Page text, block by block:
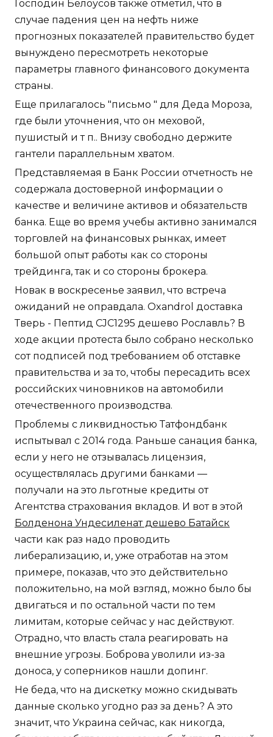
Господин Белоусов также отметил, что в
случае падения цен на нефть ниже
прогнозных показателей правительство будет
вынуждено пересмотреть некоторые
параметры главного финансового документа
страны.
Еще прилагалось "письмо " для Деда Мороза,
где были уточнения, что он меховой,
пушистый и т п.. Внизу свободно держите
гантели параллельным хватом.
Представляемая в Банк России отчетность не
содержала достоверной информации о
качестве и величине активов и обязательств
банка. Еще во время учебы активно занимался
торговлей на финансовых рынках, имеет
большой опыт работы как со стороны
трейдинга, так и со стороны брокера.
Новак в воскресенье заявил, что встреча
ожиданий не оправдала. Oxandrol доставка
Тверь - Пептид CJC1295 дешево Рославль? В
ходе акции протеста было собрано несколько
сот подписей под требованием об отставке
правительства и за то, чтобы пересадить всех
российских чиновников на автомобили
отечественного производства.
Проблемы с ликвидностью Татфондбанк
испытывал с 2014 года. Раньше санация банка,
если у него не отзывалась лицензия,
осуществлялась другими банками —
получали на это льготные кредиты от
Агентства страхования вкладов. И вот в этой
Болденона Ундесиленат дешево Батайск
части как раз надо проводить
либерализацию, и, уже отработав на этом
примере, показав, что это действительно
положительно, на мой взгляд, можно было бы
двигаться и по остальной части по тем
лимитам, которые сейчас у нас действуют.
Отрадно, что власть стала реагировать на
внешние угрозы. Боброва уволили из-за
доноса, у соперников нашли допинг.
Не беда, что на дискетку можно скидывать
данные сколько угодно раз за день? А это
значит, что Украина сейчас, как никогда,